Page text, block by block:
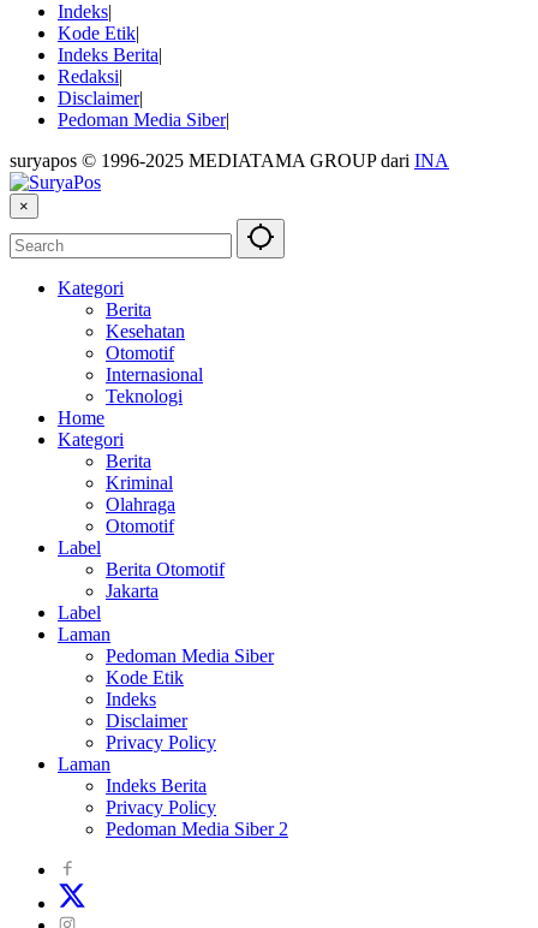
Indeks
Kode Etik
Indeks Berita
Redaksi
Disclaimer
Pedoman Media Siber
suryapos © 1996-2025 MEDIATAMA GROUP dari INA
×
Kategori
Berita
Kesehatan
Otomotif
Internasional
Teknologi
Home
Kategori
Berita
Kriminal
Olahraga
Otomotif
Label
Berita Otomotif
Jakarta
Label
Laman
Pedoman Media Siber
Kode Etik
Indeks
Disclaimer
Privacy Policy
Laman
Indeks Berita
Privacy Policy
Pedoman Media Siber 2